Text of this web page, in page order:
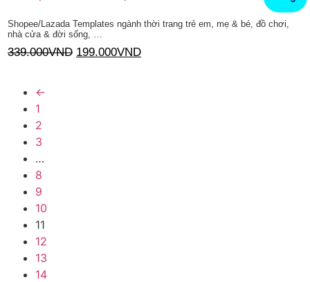
Shopee/Lazada Templates ngành thời trang trẻ em, mẹ & bé, đồ chơi,
nhà cửa & đời sống, …
339.000VND 199.000VND
←
1
2
3
…
8
9
10
11
12
13
14